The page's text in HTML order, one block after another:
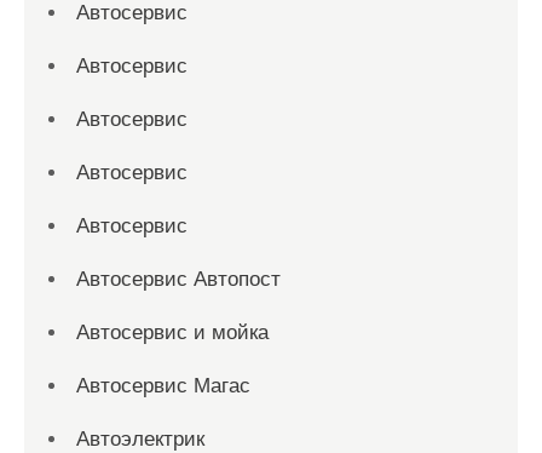
Автосервис
Автосервис
Автосервис
Автосервис
Автосервис
Автосервис Автопост
Автосервис и мойка
Автосервис Магас
Автоэлектрик